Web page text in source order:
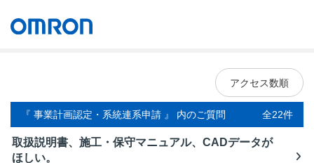
アクセス数順
『 事業計画認定・系統連系申請 』 内のご質問 全22件
取扱説明書、施工・保守マニュアル、CADデータが
ほしい。